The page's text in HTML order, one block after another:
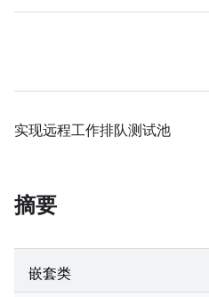
实现远程工作排队测试池
摘要
嵌套类